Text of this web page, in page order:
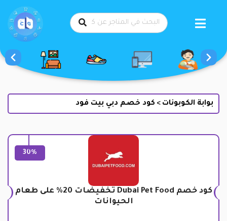
بوابة الكوبونات > كود خصم دبي بيت فود
30%
كود خصم Dubai Pet Food تخفيضات 20% على طعام
الحيوانات